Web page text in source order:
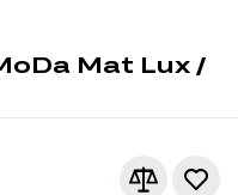
Mat Lux /